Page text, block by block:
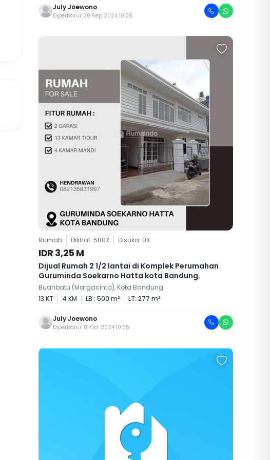
July Joewono
Diperbarui: 30 Sep 2024 10:28
Rumah Dilihat: 580X Disuka: 0X
IDR 3,25 M
Dijual Rumah 2 1/2 lantai di Komplek Perumahan
Guruminda Soekarno Hatta kota Bandung.
Buahbatu (Margacinta), Kota Bandung
13 KT
4 KM LB : 500 m² LT: 277 m²
July Joewono
Diperbarui: 01 Oct 2024 10:55